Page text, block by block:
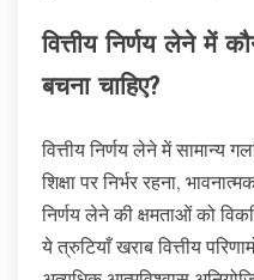
वित्तीय निर्णय लेने में
बचना चाहिए?
वित्तीय निर्णय लेने में सामान्य
शिक्षा पर निर्भर रहना,
निर्णय लेने की क्षमताओं को
ये त्रुटियाँ खराब वित्तीय